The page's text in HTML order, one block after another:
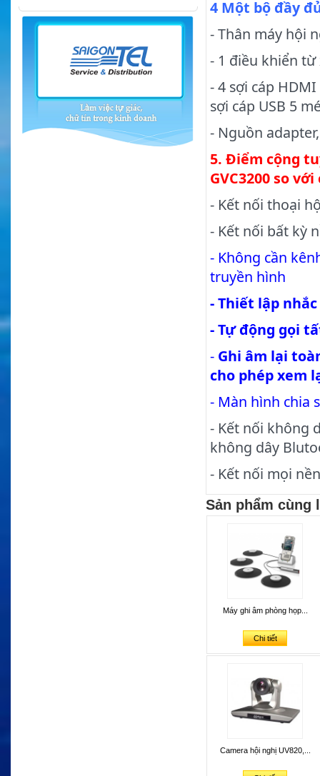
4 Một bộ đầy
- Thân máy hội
- 1 điều khiển từ
- 4 sợi cáp
sợi cáp USB 5
- Nguồn
5. Điểm cộng
GVC3200 so
- Kết nối thoại
- Kết nối bất kỳ
- Không cần
truyền hình
- Thiết lập
- Tự động gọi
- Ghi âm lại
cho phép xem
- Màn hình chia
- Kết nối không
không dây
- Kết nối mọi
Sản phẩm cùng
Máy ghi âm phòng họp...
Chi tiết
Camera hội nghị UV820,...